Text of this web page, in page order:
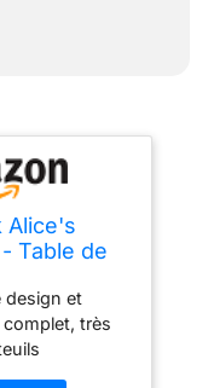
Alice's
Table de
+ 8
Chicago
Gris
en
design et
très